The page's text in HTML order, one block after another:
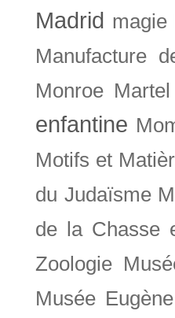
Madrid magie
Manufacture
Monroe Martel
enfantine
Motifs et
du Judaïsme
de la Chasse
Zoologie
Musée